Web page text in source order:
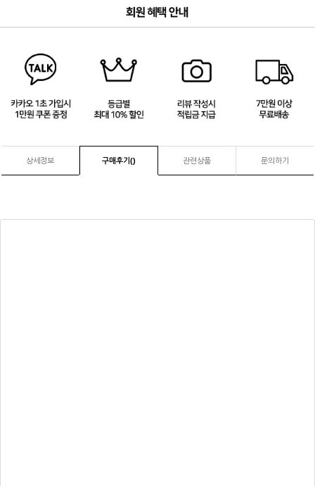
상세정보 구매후기() 관련상품 문의하기